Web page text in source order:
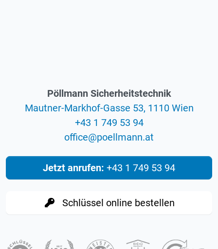
Pöllmann Sicherheitstechnik
Mautner-Markhof-Gasse 53, 1110 Wien
+43 1 749 53 94
ta.nnamlleop
@
eciffo
Jetzt anrufen: +43 1 749 53 94
Schlüssel online bestellen